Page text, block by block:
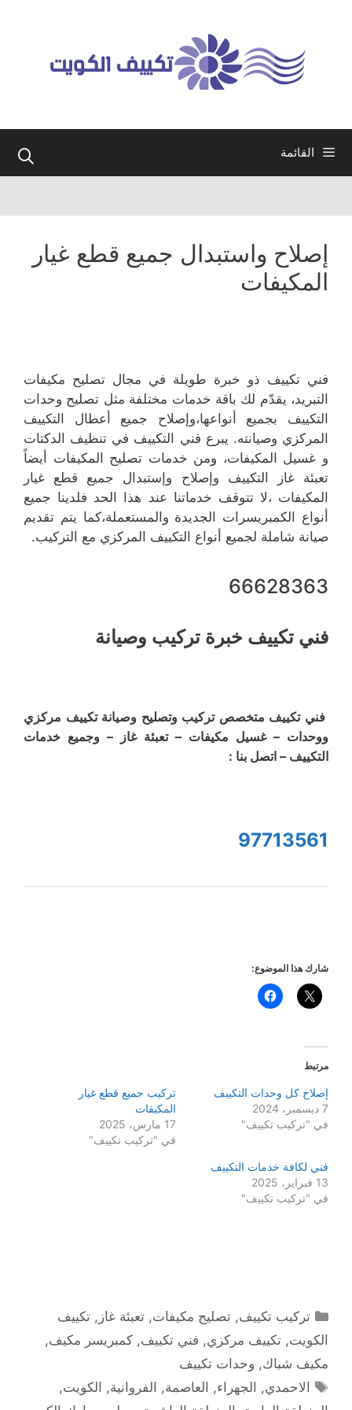
القائمة
إصلاح واستبدال جميع قطع غيار
المكيفات
فني تكييف ذو خبرة طويلة في مجال تصليح مكيفات
التبريد، يقدّم لك باقة خدمات مختلفة مثل تصليح وحدات
التكييف بجميع أنواعها،وإصلاح جميع أعطال التكييف
المركزي وصيانته. يبرع فني التكييف في تنظيف الدكتات
و غسيل المكيفات، ومن خدمات تصليح المكيفات أيضاً
تعبئة غاز التكييف وإصلاح وإستبدال جميع قطع غيار
المكيفات ،لا تتوقف خدماتنا عند هذا الحد فلدينا جميع
أنواع الكمبريسرات الجديدة والمستعملة،كما يتم تقديم
صيانة شاملة لجميع أنواع التكييف المركزي مع التركيب.
66628363
فني تكييف خبرة تركيب وصيانة
فني تكييف متخصص تركيب وتصليح وصيانة تكييف مركزي
ووحدات – غسيل مكيفات – تعبئة غاز – وجميع خدمات
التكييف – اتصل بنا :
97713561
شارك هذا الموضوع:
مرتبط
إصلاح كل وحدات التكييف
7 ديسمبر، 2024
في "تركيب تكييف"
تركيب جميع قطع غيار
المكيفات
17 مارس، 2025
في "تركيب تكييف"
فني لكافة خدمات التكييف
13 فبراير، 2025
في "تركيب تكييف"
التصنيفات
تركيب تكييف,تصليح مكيفات,تعبئة غاز ,تكييف
الكويت, تكييف مركزي, فني تكييف, كمبريسر مكيف,
مكيف شباك, وحدات تكييف
الوسوم
الاحمدي, الجهراء, العاصمة, الفروانية, الكويت,